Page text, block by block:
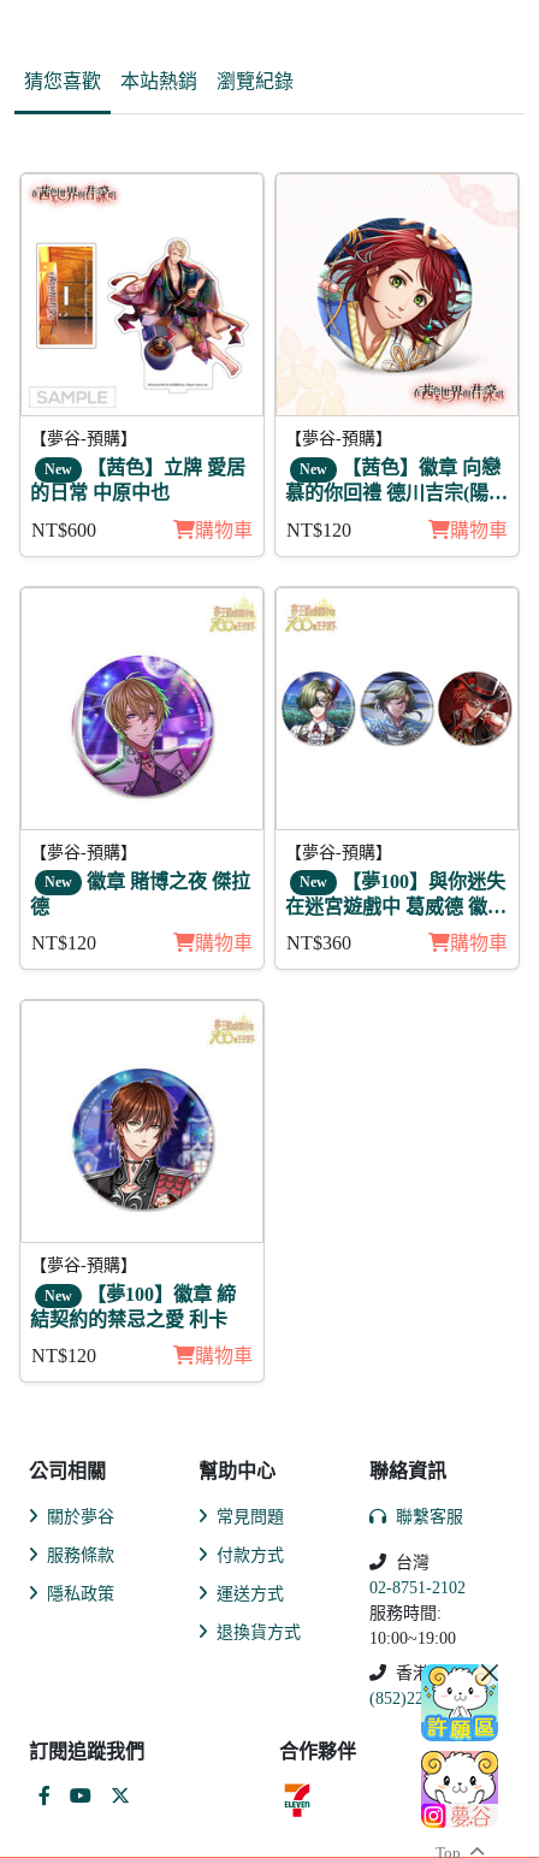
Top
猜您喜歡 本站熱銷 瀏覽紀錄
【夢谷-預購】
New 【茜色】立牌 愛居
的日常 中原中也
NT$600
購物車
【夢谷-預購】
New 【茜色】徽章 向戀
慕的你回禮 德川吉宗(陽
NT$120 購物車
【夢谷-預購】
New 徽章 賭博之夜 傑拉
德
NT$120
購物車
【夢谷-預購】
New 【夢100】與你迷失
在迷宮遊戲中 葛威德 徽章
NT$360 購物車
【夢谷-預購】
New 【夢100】徽章 締
結契約的禁忌之愛 利卡
NT$120
購物車
公司相關
關於夢谷
服務條款
隱私政策
幫助中心
常見問題
付款方式
運送方式
退換貨方式
聯絡資訊
聯繫客服
台灣
02-8751-2102
服務時間:
10:00~19:00
香港
(852)2250-9311
訂閱追蹤我們 合作夥伴